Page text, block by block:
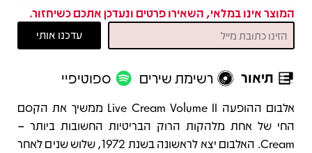
המוצר אינו במלאי, השאירו פרטים ונעדכן אתכם כשיחזור.
תיאור רשימת שירים ספוטיפיי
תיאור
אלבום ההופעה Live Cream Volume II ממשיך את הקסם
החי של אחת מלהקות הרוק הבריטיות החשובות ביותר –
Cream. האלבום יצא לראשונה בשנת 1972, שלוש שנים לאחר